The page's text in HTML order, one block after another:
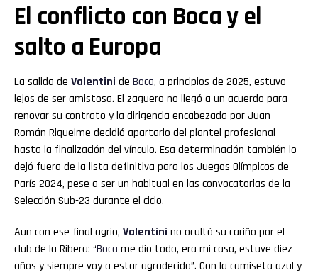
El conflicto con Boca y el
salto a Europa
La salida de Valentini de Boca, a principios de 2025, estuvo
lejos de ser amistosa. El zaguero no llegó a un acuerdo para
renovar su contrato y la dirigencia encabezada por Juan
Román Riquelme decidió apartarlo del plantel profesional
hasta la finalización del vínculo. Esa determinación también lo
dejó fuera de la lista definitiva para los Juegos Olímpicos de
París 2024, pese a ser un habitual en las convocatorias de la
Selección Sub-23 durante el ciclo.
Aun con ese final agrio, Valentini no ocultó su cariño por el
club de la Ribera: “Boca me dio todo, era mi casa, estuve diez
años y siempre voy a estar agradecido”. Con la camiseta azul y